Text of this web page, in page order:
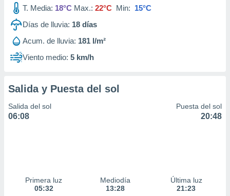
T. Media: 18°C Max.: 22°C Min: 15°C
Días de lluvia: 18 días
Acum. de lluvia: 181 l/m²
Viento medio: 5 km/h
Salida y Puesta del sol
Salida del sol
06:08
Puesta del sol
20:48
Primera luz
05:32
Mediodía
13:28
Última luz
21:23